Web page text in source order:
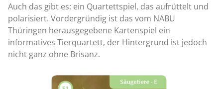
Auch das gibt es: ein Quartettspiel, das aufrüttelt und
polarisiert. Vordergründig ist das vom NABU
Thüringen herausgegebene Kartenspiel ein
informatives Tierquartett, der Hintergrund ist jedoch
nicht ganz ohne Brisanz.